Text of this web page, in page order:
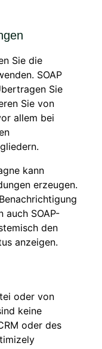
Sie die
SOAP
Sie
Sie von
allem bei
kann
erzeugen.
auch SOAP-
den
anzeigen.
oder von
keine
oder des